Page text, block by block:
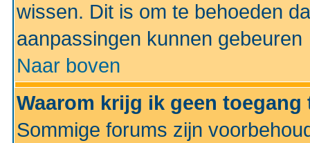
wissen. Dit is om te behoeden
aanpassingen kunnen gebeuren
Naar boven
Waarom krijg ik geen
Sommige forums zijn